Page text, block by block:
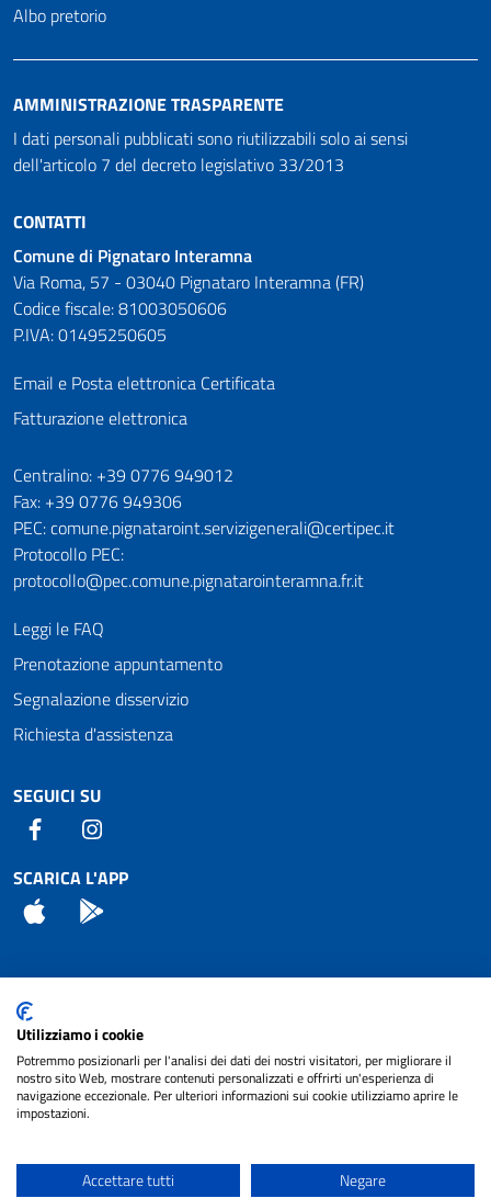
Albo pretorio
AMMINISTRAZIONE TRASPARENTE
I dati personali pubblicati sono riutilizzabili solo ai sensi
dell'articolo 7 del decreto legislativo 33/2013
CONTATTI
Comune di Pignataro Interamna
Via Roma, 57 - 03040 Pignataro Interamna (FR)
Codice fiscale: 81003050606
P.IVA: 01495250605
Email e Posta elettronica Certificata
Fatturazione elettronica
Numeri utili
Centralino: +39 0776 949012
Fax: +39 0776 949306
PEC: comune.pignataroint.servizigenerali@certipec.it
Protocollo PEC:
protocollo@pec.comune.pignatarointeramna.fr.it
Leggi le FAQ
Prenotazione appuntamento
Segnalazione disservizio
Richiesta d'assistenza
SEGUICI SU
Facebook
SCARICA L'APP
App Store
Attuazione Misure PNRR
Piano di miglioramento del sito
Note legali
cura diNET SMART
Utilizziamo i cookie
Potremmo posizionarli per l'analisi dei dati dei nostri visitatori, per migliorare il
nostro sito Web, mostrare contenuti personalizzati e offrirti un'esperienza di
navigazione eccezionale. Per ulteriori informazioni sui cookie utilizziamo aprire le
impostazioni.
Accettare tutti Negare